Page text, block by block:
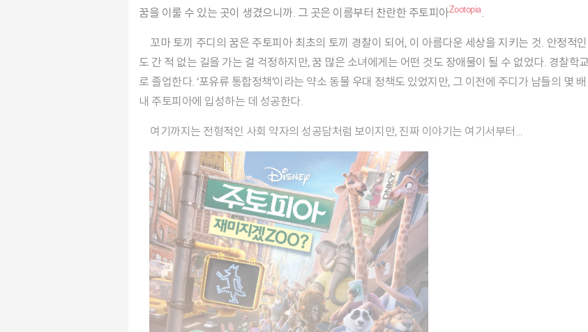
꿈을 이룰 수 있는 곳이 생겼으니까. 그 곳은 이름부터 찬란한 주토피아Zootopia.
꼬마 토끼 주디의 꿈은 주토피아 최초의 토끼 경찰이 되어, 이 아름다운 세상을 지키는 것. 안정적인 걸 최우선으로 여기는 부모님은 딸이 어떤 토끼
도 간 적 없는 길을 가는 걸 걱정하지만, 꿈 많은 소녀에게는 어떤 것도 장애물이 될 수 없었다. 경찰학
로 졸업한다. ‘포유류 통합정책’이라는 약소 동물 우대 정책도 있었지만, 그 이전에 주디가 남들의 몇
내 주토피아에 입성하는 데 성공한다.
여기까지는 전형적인 사회 약자의 성공담처럼 보이지만, 진짜 이야기는 여기서부터…